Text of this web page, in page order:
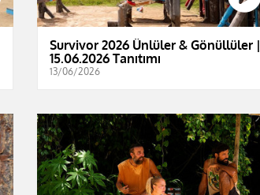
Survivor 2026 Ünlüler & Gönüllüler |
15.06.2026 Tanıtımı
13/06/2026